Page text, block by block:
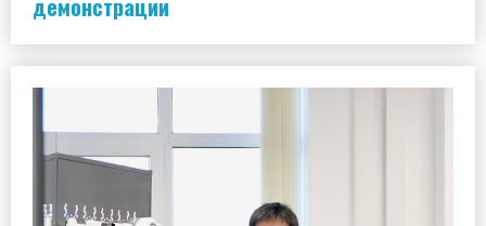
демонстрации